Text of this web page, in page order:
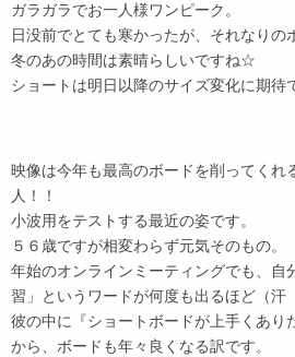
ガラガラでお一人様ワンピーク。
日没前でとても寒かったが、それなりの
冬のあの時間は素晴らしいですね☆
ショートは明日以降のサイズ変化に期待
映像は今年も最高のボードを削ってくれ
人！！
小波用をテストする最近の姿です。
５６歳ですが相変わらず元気そのもの。
年始のオンラインミーティングでも、自
習」というワードが何度も出るほど（汗
彼の中に『ショートボードが上手くあり
から、ボードも年々良くなる訳です。